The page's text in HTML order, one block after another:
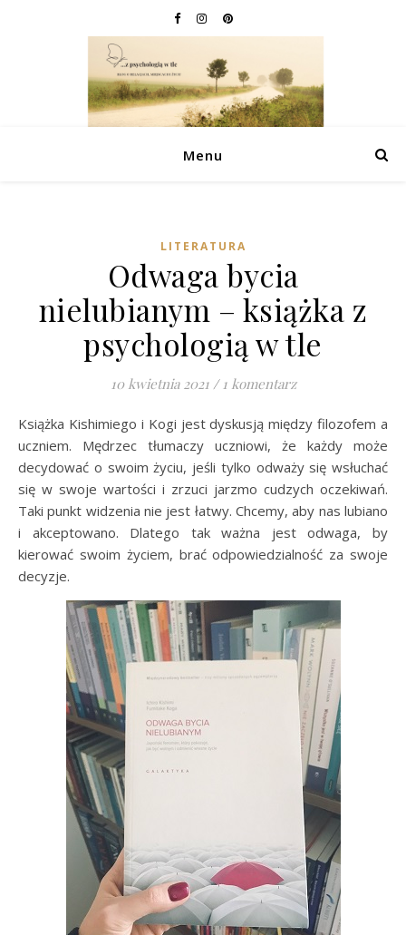
Menu
LITERATURA
Odwaga bycia
nielubianym – książka z
psychologią w tle
10 kwietnia 2021 / 1 komentarz
Książka Kishimiego i Kogi jest dyskusją między filozofem a
uczniem. Mędrzec tłumaczy uczniowi, że każdy może
decydować o swoim życiu, jeśli tylko odważy się wsłuchać
się w swoje wartości i zrzuci jarzmo cudzych oczekiwań.
Taki punkt widzenia nie jest łatwy. Chcemy, aby nas lubiano
i akceptowano. Dlatego tak ważna jest odwaga, by
kierować swoim życiem, brać odpowiedzialność za swoje
decyzje.